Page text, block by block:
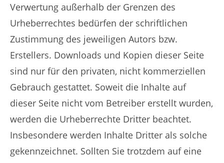
Verwertung außerhalb der Grenzen des
Urheberrechtes bedürfen der schriftlichen
Zustimmung des jeweiligen Autors bzw.
Erstellers. Downloads und Kopien dieser Seite
sind nur für den privaten, nicht kommerziellen
Gebrauch gestattet. Soweit die Inhalte auf
dieser Seite nicht vom Betreiber erstellt wurden,
werden die Urheberrechte Dritter beachtet.
Insbesondere werden Inhalte Dritter als solche
gekennzeichnet. Sollten Sie trotzdem auf eine